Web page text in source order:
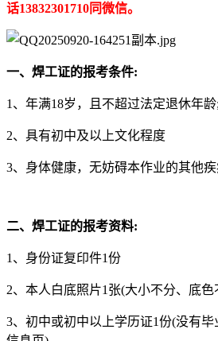
话13832301710同微信。
一、焊工证的报考条件:
1、年满18岁，且不超过法定退休年龄;
2、具有初中及以上文化程度
3、身体健康，无妨碍本作业的其他
二、焊工证的报考资料:
1、身份证复印件1份
2、本人白底照片1张(大小不分、底色
3、初中或初中以上学历证1份(没有